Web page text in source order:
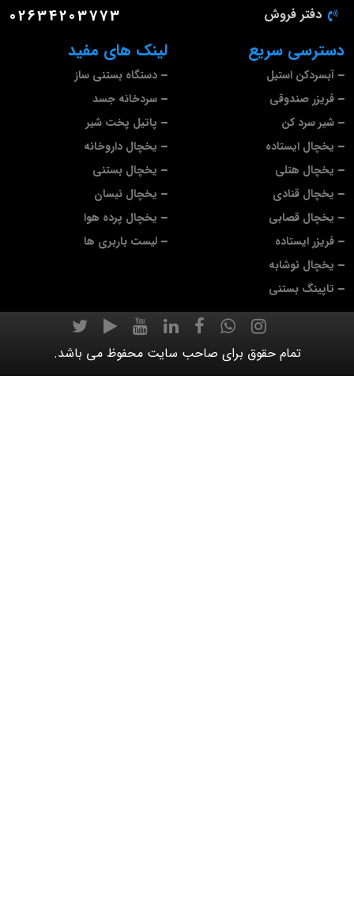
لینک های مفید
دستگاه بستنی ساز
سردخانه جسد
پاتیل پخت شیر
یخچال داروخانه
یخچال بستنی
یخچال نیسان
یخچال پرده هوا
لیست باربری ها
سریع
استیل
صندوقی
سرد کن
ایستاده
هتلی
قنادی
قصابی
ایستاده
نوشابه
بستنی
دفتر فروش 02634203773
تمام حقوق برای صاحب سایت محفوظ می باشد.